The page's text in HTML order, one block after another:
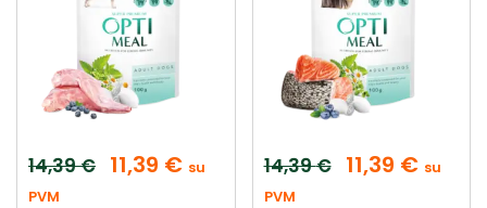
14,39€ 11,39 € su
PVM
14,39€ 11,39 € su
PVM